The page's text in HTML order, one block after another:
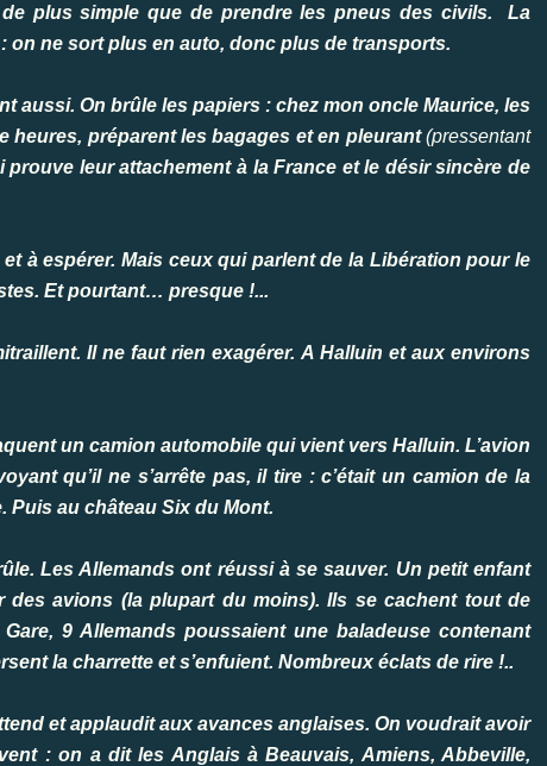
plus simple que de prendre les pneus des civils. La
ne sort plus en auto, donc plus de transports.
aussi. On brûle les papiers : chez mon oncle Maurice, les
préparent les bagages et en pleurant (pressentant
prouve leur attachement à la France et le désir sincère de
à espérer. Mais ceux qui parlent de la Libération pour le
Et pourtant… presque !...
Il ne faut rien exagérer. A Halluin et aux environs
un camion automobile qui vient vers Halluin. L’avion
qu’il ne s’arrête pas, il tire : c’était un camion de la
Puis au château Six du Mont.
Les Allemands ont réussi à se sauver. Un petit enfant
des avions (la plupart du moins). Ils se cachent tout de
9 Allemands poussaient une baladeuse contenant
la charrette et s’enfuient. Nombreux éclats de rire !..
et applaudit aux avances anglaises. On voudrait avoir
: on a dit les Anglais à Beauvais, Amiens, Abbeville,